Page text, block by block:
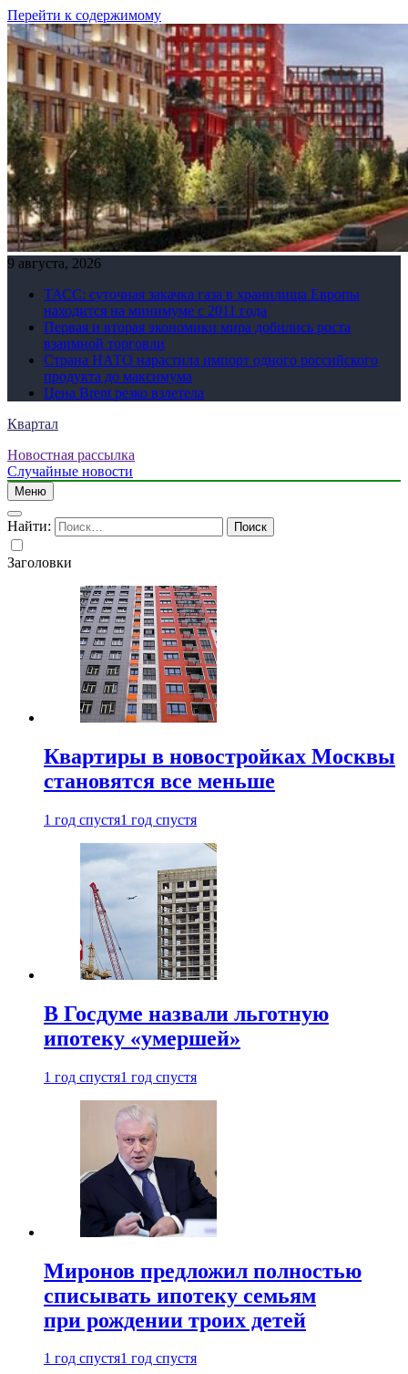
Перейти к содержимому
9 августа, 2026
ТАСС: суточная закачка газа в хранилища Европы
находится на минимуме с 2011 года
Первая и вторая экономики мира добились роста
взаимной торговли
Страна НАТО нарастила импорт одного российского
продукта до максимума
Цена Brent резко взлетела
Квартал
Новостная рассылка
Случайные новости
Меню
Найти:
Заголовки
Квартиры в новостройках Москвы
становятся все меньше
1 год спустя1 год спустя
В Госдуме назвали льготную
ипотеку «умершей»
1 год спустя1 год спустя
Миронов предложил полностью
списывать ипотеку семьям
при рождении троих детей
1 год спустя1 год спустя